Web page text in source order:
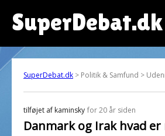
SuperDebat.dk
SuperDebat.dk > Politik & Samfund >
tilføjet af kaminsky for 20 år siden
Danmark og Irak hvad er